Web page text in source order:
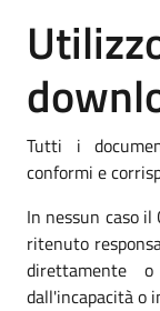
Tutti i
conformi e
In nessun caso il
ritenuto
direttamente
dall'incapacità o